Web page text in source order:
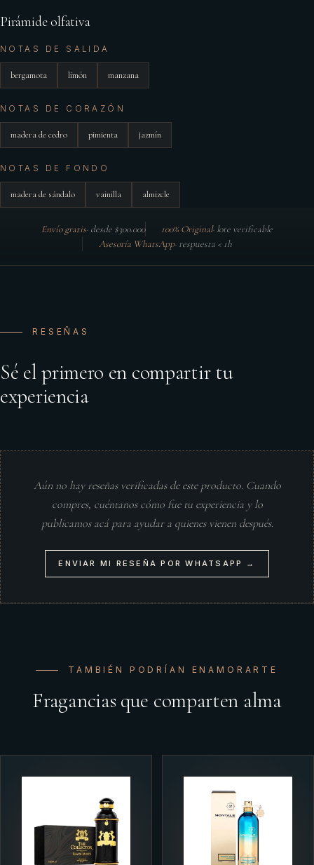
Pirámide olfativa
NOTAS DE SALIDA
bergamota limón manzana
NOTAS DE CORAZÓN
madera de cedro pimienta jazmín
NOTAS DE FONDO
madera de sándalo vainilla almizcle
Envío gratis· desde $300.000 100% Original· lote verificable
Asesoría WhatsApp· respuesta < 1h
RESEÑAS
Sé el primero en compartir tu
experiencia
Aún no hay reseñas verificadas de este producto. Cuando
compres, cuéntanos cómo fue tu experiencia y lo
publicamos acá para ayudar a quienes vienen después.
ENVIAR MI RESEÑA POR WHATSAPP →
TAMBIÉN PODRÍAN ENAMORARTE
Fragancias que comparten alma